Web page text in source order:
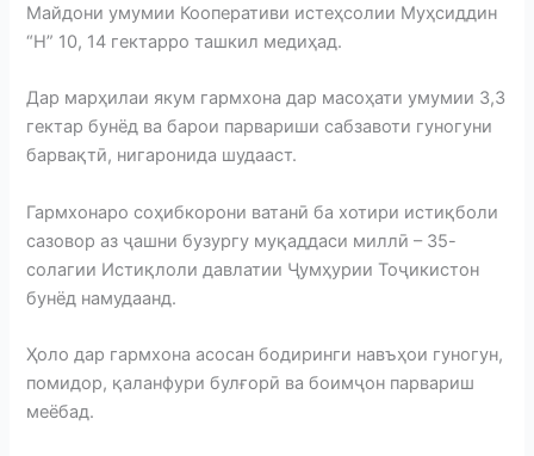
Майдони умумии Кооперативи истеҳсолии Муҳсиддин
“Н” 10, 14 гектарро ташкил медиҳад.
Дар марҳилаи якум гармхона дар масоҳати умумии 3,3
гектар бунёд ва барои парвариши сабзавоти гуногуни
барвақтӣ, нигаронида шудааст.
Гармхонаро соҳибкорони ватанӣ ба хотири истиқболи
сазовор аз ҷашни бузургу муқаддаси миллӣ – 35-
солагии Истиқлоли давлатии Ҷумҳурии Тоҷикистон
бунёд намудаанд.
Ҳоло дар гармхона асосан бодиринги навъҳои гуногун,
помидор, қаланфури булғорӣ ва боимҷон парвариш
меёбад.